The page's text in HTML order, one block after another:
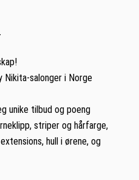
Nikita-salonger i Norge
unike tilbud og poeng
striper og hårfarge,
hull i ørene, og